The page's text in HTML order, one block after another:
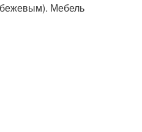
Мебель